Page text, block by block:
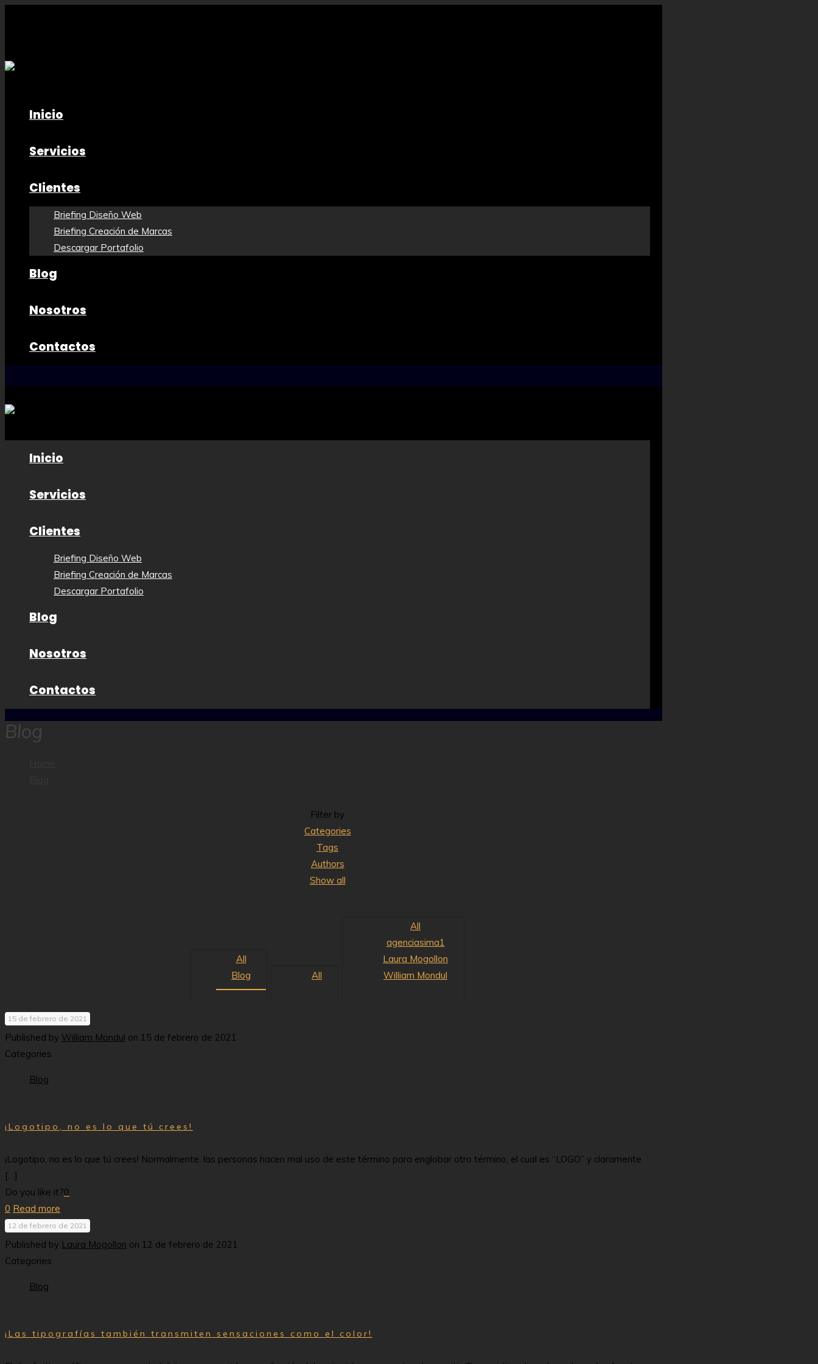
Inicio
Servicios
Clientes
Briefing Diseño Web
Briefing Creación de Marcas
Descargar Portafolio
Blog
Nosotros
Contactos
Inicio
Servicios
Clientes
Briefing Diseño Web
Briefing Creación de Marcas
Descargar Portafolio
Blog
Nosotros
Contactos
Blog
Filter by
Categories
Tags
Authors
Show all
All
Blog
All
All
agenciasima1
Laura Mogollon
William Mondul
15 de febrero de 2021
Published by William Mondul on 15 de febrero de 2021
Categories
Blog
¡Logotipo, no es lo que tú crees!
¡Logotipo, no es lo que tú crees! Normalmente, las personas hacen mal uso de este término para englobar otro término, el cual es “LOGO” y claramente
[…]
Do you like it?0
0 Read more
12 de febrero de 2021
Published by Laura Mogollon on 12 de febrero de 2021
Categories
Blog
¡Las tipografías también transmiten sensaciones como el color!